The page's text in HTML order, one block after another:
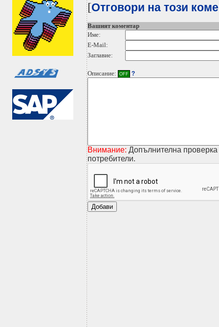
[Отговори на този
Вашият коментар
Име:
E-Mail:
Заглавие:
Описание: OFF ?
Внимание: Допълнителна
потребители.